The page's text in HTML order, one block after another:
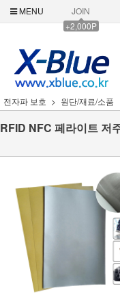
MENU
JOIN
+2,000P
전자파 보호 원단/재료/소품
RFID NFC 페라이트 저